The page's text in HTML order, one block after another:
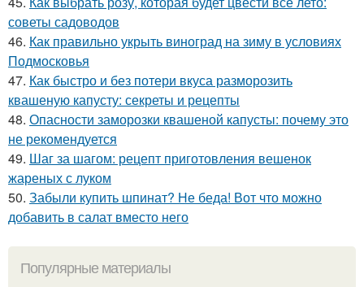
советы садоводов
46. Как правильно укрыть виноград на зиму в условиях
Подмосковья
47. Как быстро и без потери вкуса разморозить
квашеную капусту: секреты и рецепты
48. Опасности заморозки квашеной капусты: почему это
не рекомендуется
49. Шаг за шагом: рецепт приготовления вешенок
жареных с луком
50. Забыли купить шпинат? Не беда! Вот что можно
добавить в салат вместо него
Популярные материалы